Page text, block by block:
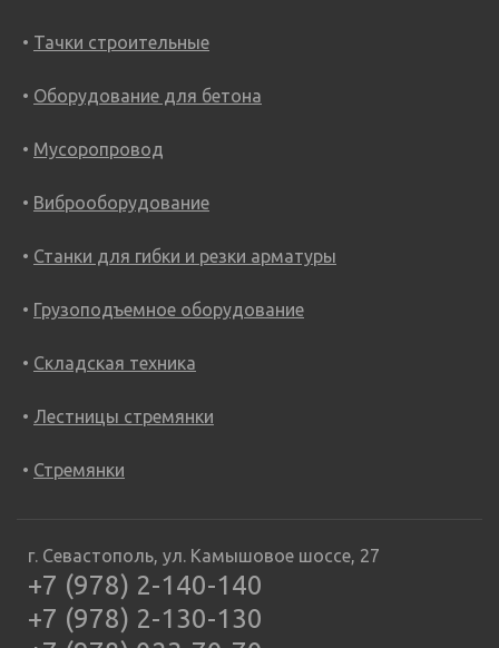
Тачки строительные
Оборудование для бетона
Мусоропровод
Виброоборудование
Станки для гибки и резки арматуры
Грузоподъемное оборудование
Складская техника
Лестницы стремянки
Стремянки
г. Севастополь, ул. Камышовое шоссе, 27
+7 (978) 2-140-140
+7 (978) 2-130-130